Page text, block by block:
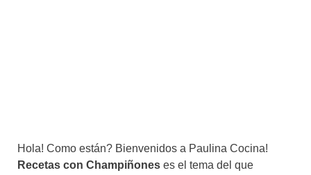
Hola! Como están? Bienvenidos a Paulina Cocina!
Recetas con Champiñones es el tema del que